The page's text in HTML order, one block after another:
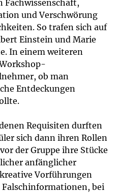
Fachwissenschaft,
und Verschwörung
So trafen sich auf
Einstein und Marie
In einem weiteren
ob man
Entdeckungen
Requisiten durften
sich dann ihren Rollen
der Gruppe ihre Stücke
anfänglicher
Vorführungen
bei